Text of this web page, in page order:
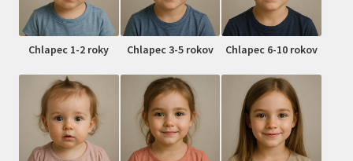
Chlapec 1-2 roky Chlapec 3-5 rokov Chlapec 6-10 rokov